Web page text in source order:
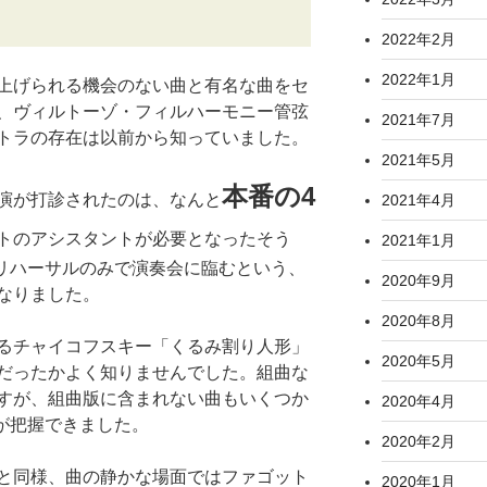
げられる機会のない曲と有名な曲をセ
ヴィルトーゾ・フィルハーモニー管弦
の存在は以前から知っていました。
が打診されたのは、なんと本番の4
のアシスタントが必要となったそう
ーサルのみで演奏会に臨むという、
りました。
ャイコフスキー「くるみ割り人形」
ったかよく知りませんでした。組曲な
が、組曲版に含まれない曲もいくつか
握できました。
同様、曲の静かな場面ではファゴット
2022年2月
2022年1月
2021年7月
2021年5月
2021年4月
2021年1月
2020年9月
2020年8月
2020年5月
2020年4月
2020年2月
2020年1月